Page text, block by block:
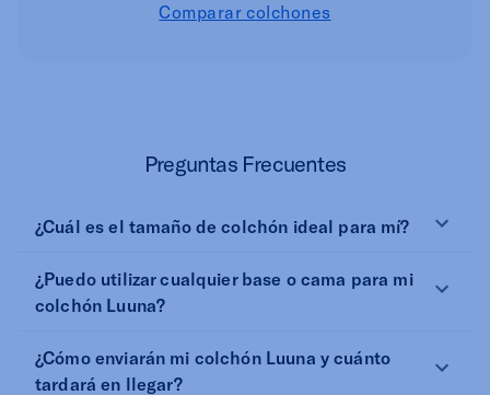
Comparar colchones
Preguntas Frecuentes
¿Cuál es el tamaño de colchón ideal para mí?
¿Puedo utilizar cualquier base o cama para mi
colchón Luuna?
¿Cómo enviarán mi colchón Luuna y cuánto
tardará en llegar?